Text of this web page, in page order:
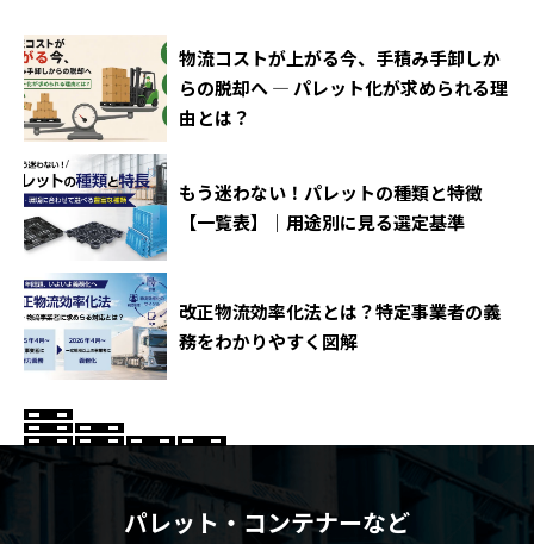
物流コストが上がる今、手積み手卸しか
らの脱却へ ― パレット化が求められる理
由とは？
もう迷わない！パレットの種類と特徴
【一覧表】｜用途別に見る選定基準
改正物流効率化法とは？特定事業者の義
務をわかりやすく図解
パレット・コンテナーなど